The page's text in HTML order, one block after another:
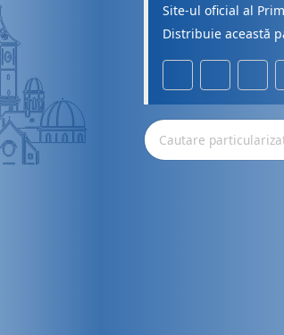
Site-ul oficial al
Distribuie această